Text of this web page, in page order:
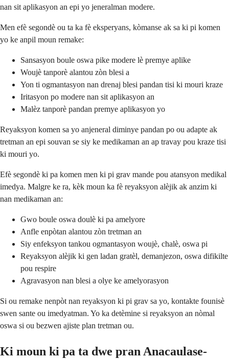
nan sit aplikasyon an epi yo jeneralman modere.
Men efè segondè ou ta ka fè eksperyans, kòmanse ak sa ki pi komen
yo ke anpil moun remake:
Sansasyon boule oswa pike modere lè premye aplike
Woujè tanporè alantou zòn blesi a
Yon ti ogmantasyon nan drenaj blesi pandan tisi ki mouri kraze
Iritasyon po modere nan sit aplikasyon an
Malèz tanporè pandan premye aplikasyon yo
Reyaksyon komen sa yo anjeneral diminye pandan po ou adapte ak
tretman an epi souvan se siy ke medikaman an ap travay pou kraze tisi
ki mouri yo.
Efè segondè ki pa komen men ki pi grav mande pou atansyon medikal
imedya. Malgre ke ra, kèk moun ka fè reyaksyon alèjik ak anzim ki
nan medikaman an:
Gwo boule oswa doulè ki pa amelyore
Anfle enpòtan alantou zòn tretman an
Siy enfeksyon tankou ogmantasyon woujè, chalè, oswa pi
Reyaksyon alèjik ki gen ladan gratèl, demanjezon, oswa difikilte
pou respire
Agravasyon nan blesi a olye ke amelyorasyon
Si ou remake nenpòt nan reyaksyon ki pi grav sa yo, kontakte founisè
swen sante ou imedyatman. Yo ka detèmine si reyaksyon an nòmal
oswa si ou bezwen ajiste plan tretman ou.
Ki moun ki pa ta dwe pran Anacaulase-